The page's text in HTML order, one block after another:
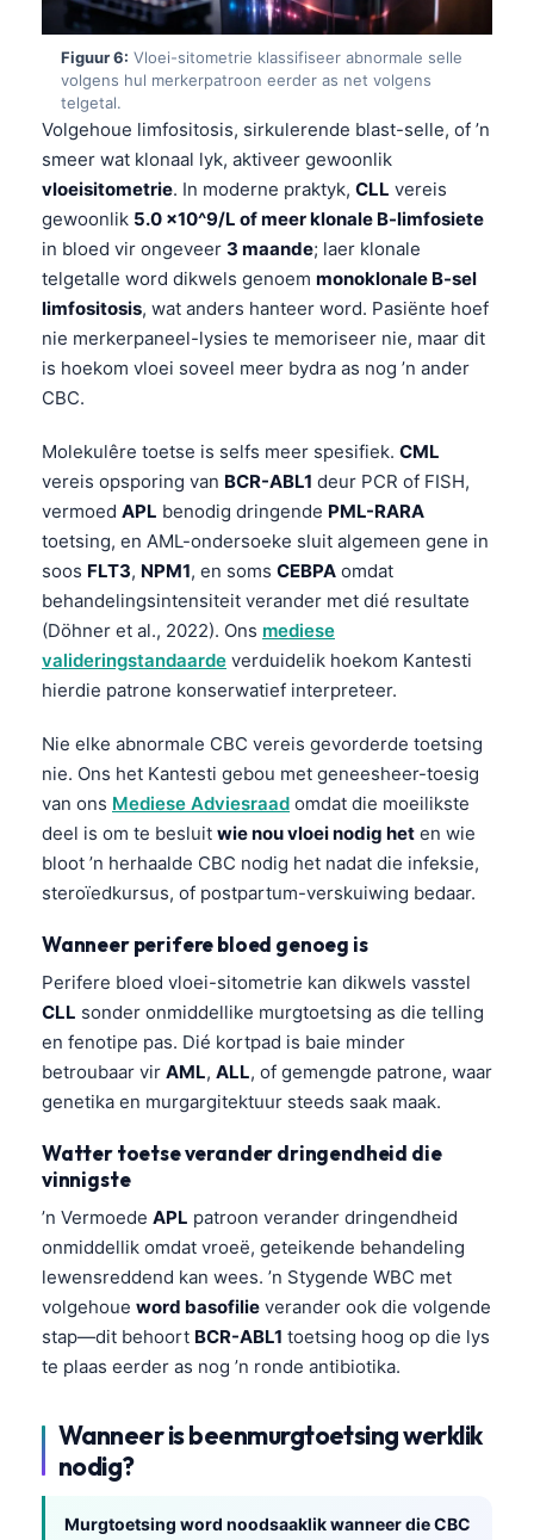
Figuur 6: Vloei-sitometrie klassifiseer abnormale selle
volgens hul merkerpatroon eerder as net volgens
telgetal.
Volgehoue limfositosis, sirkulerende blast-selle, of ’n
smeer wat klonaal lyk, aktiveer gewoonlik
vloeisitometrie. In moderne praktyk, CLL vereis
gewoonlik 5.0 x10^9/L of meer klonale B-limfosiete
in bloed vir ongeveer 3 maande; laer klonale
telgetalle word dikwels genoem monoklonale B-sel
limfositosis, wat anders hanteer word. Pasiënte hoef
nie merkerpaneel-lysies te memoriseer nie, maar dit
is hoekom vloei soveel meer bydra as nog ’n ander
CBC.
Molekulêre toetse is selfs meer spesifiek. CML
vereis opsporing van BCR-ABL1 deur PCR of FISH,
vermoed APL benodig dringende PML-RARA
toetsing, en AML-ondersoeke sluit algemeen gene in
soos FLT3, NPM1, en soms CEBPA omdat
behandelingsintensiteit verander met dié resultate
(Döhner et al., 2022). Ons mediese
valideringstandaarde verduidelik hoekom Kantesti
hierdie patrone konserwatief interpreteer.
Nie elke abnormale CBC vereis gevorderde toetsing
nie. Ons het Kantesti gebou met geneesheer-toesig
van ons Mediese Adviesraad omdat die moeilikste
deel is om te besluit wie nou vloei nodig het en wie
bloot ’n herhaalde CBC nodig het nadat die infeksie,
steroïedkursus, of postpartum-verskuiwing bedaar.
Wanneer perifere bloed genoeg is
Perifere bloed vloei-sitometrie kan dikwels vasstel
CLL sonder onmiddellike murgtoetsing as die telling
en fenotipe pas. Dié kortpad is baie minder
betroubaar vir AML, ALL, of gemengde patrone, waar
genetika en murgargitektuur steeds saak maak.
Watter toetse verander dringendheid die
vinnigste
’n Vermoede APL patroon verander dringendheid
onmiddellik omdat vroeë, geteikende behandeling
lewensreddend kan wees. ’n Stygende WBC met
volgehoue word basofilie verander ook die volgende
stap—dit behoort BCR-ABL1 toetsing hoog op die lys
te plaas eerder as nog ’n ronde antibiotika.
Wanneer is beenmurgtoetsing werklik
nodig?
Murgtoetsing word noodsaaklik wanneer die CBC
Shqip
বাংলা
اردو
తెలుగు
தமிழ்
ગુજરાતી
ಕನ್ನಡ
Bahasa Melayu
Tagalog
ไทย
ဗမာစာ
አማርኛ
Українська
O‘zbekcha
Català
Suomi
Hrvatski
Slovenčina
پښتو
سنڌي
සිංහල
Galego
Latviešu valoda
Македонски јазик
Euskara
Gàidhlig
Occitan
العربية المغربية
Монгол
ພາສາລາວ
Basa Jawa